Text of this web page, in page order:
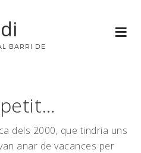
BARRI DE
dels 2000, que tindria uns
anar de vacances per